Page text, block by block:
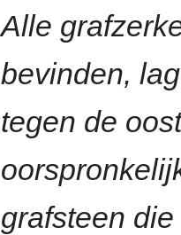
Alle
bevinden,
tegen de
grafsteen